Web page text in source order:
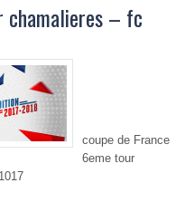
chamalieres – fc
coupe de France
6eme tour